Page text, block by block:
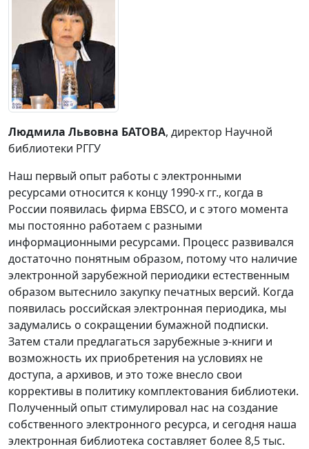
Людмила Львовна БАТОВА, директор Научной
библиотеки РГГУ
Наш первый опыт работы с электронными
ресурсами относится к концу 1990-х гг., когда в
России появилась фирма EBSCO, и с этого момента
мы постоянно работаем с разными
информационными ресурсами. Процесс развивался
достаточно понятным образом, потому что наличие
электронной зарубежной периодики естественным
образом вытеснило закупку печатных версий. Когда
появилась российская электронная периодика, мы
задумались о сокращении бумажной подписки.
Затем стали предлагаться зарубежные э-книги и
возможность их приобретения на условиях не
доступа, а архивов, и это тоже внесло свои
коррективы в политику комплектования библиотеки.
Полученный опыт стимулировал нас на создание
собственного электронного ресурса, и сегодня наша
электронная библиотека составляет более 8,5 тыс.